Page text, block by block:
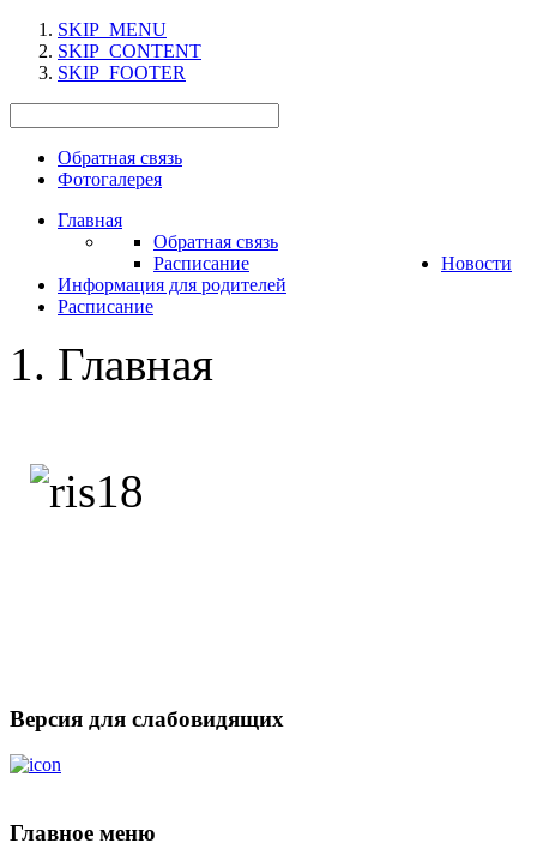
SKIP_MENU
SKIP_CONTENT
SKIP_FOOTER
Обратная связь
Фотогалерея
Главная
Обратная связь
Расписание
Новости
Информация для родителей
Расписание
Главная
Версия для слабовидящих
Главное меню